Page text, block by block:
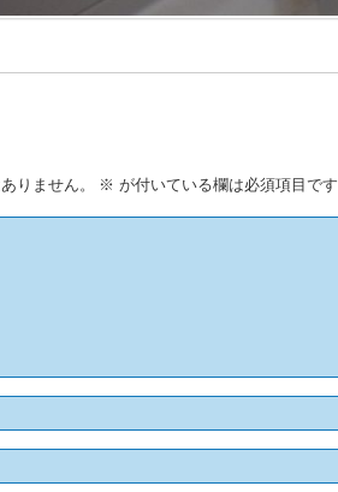
りません。 ※ が付いている欄は必須項目です